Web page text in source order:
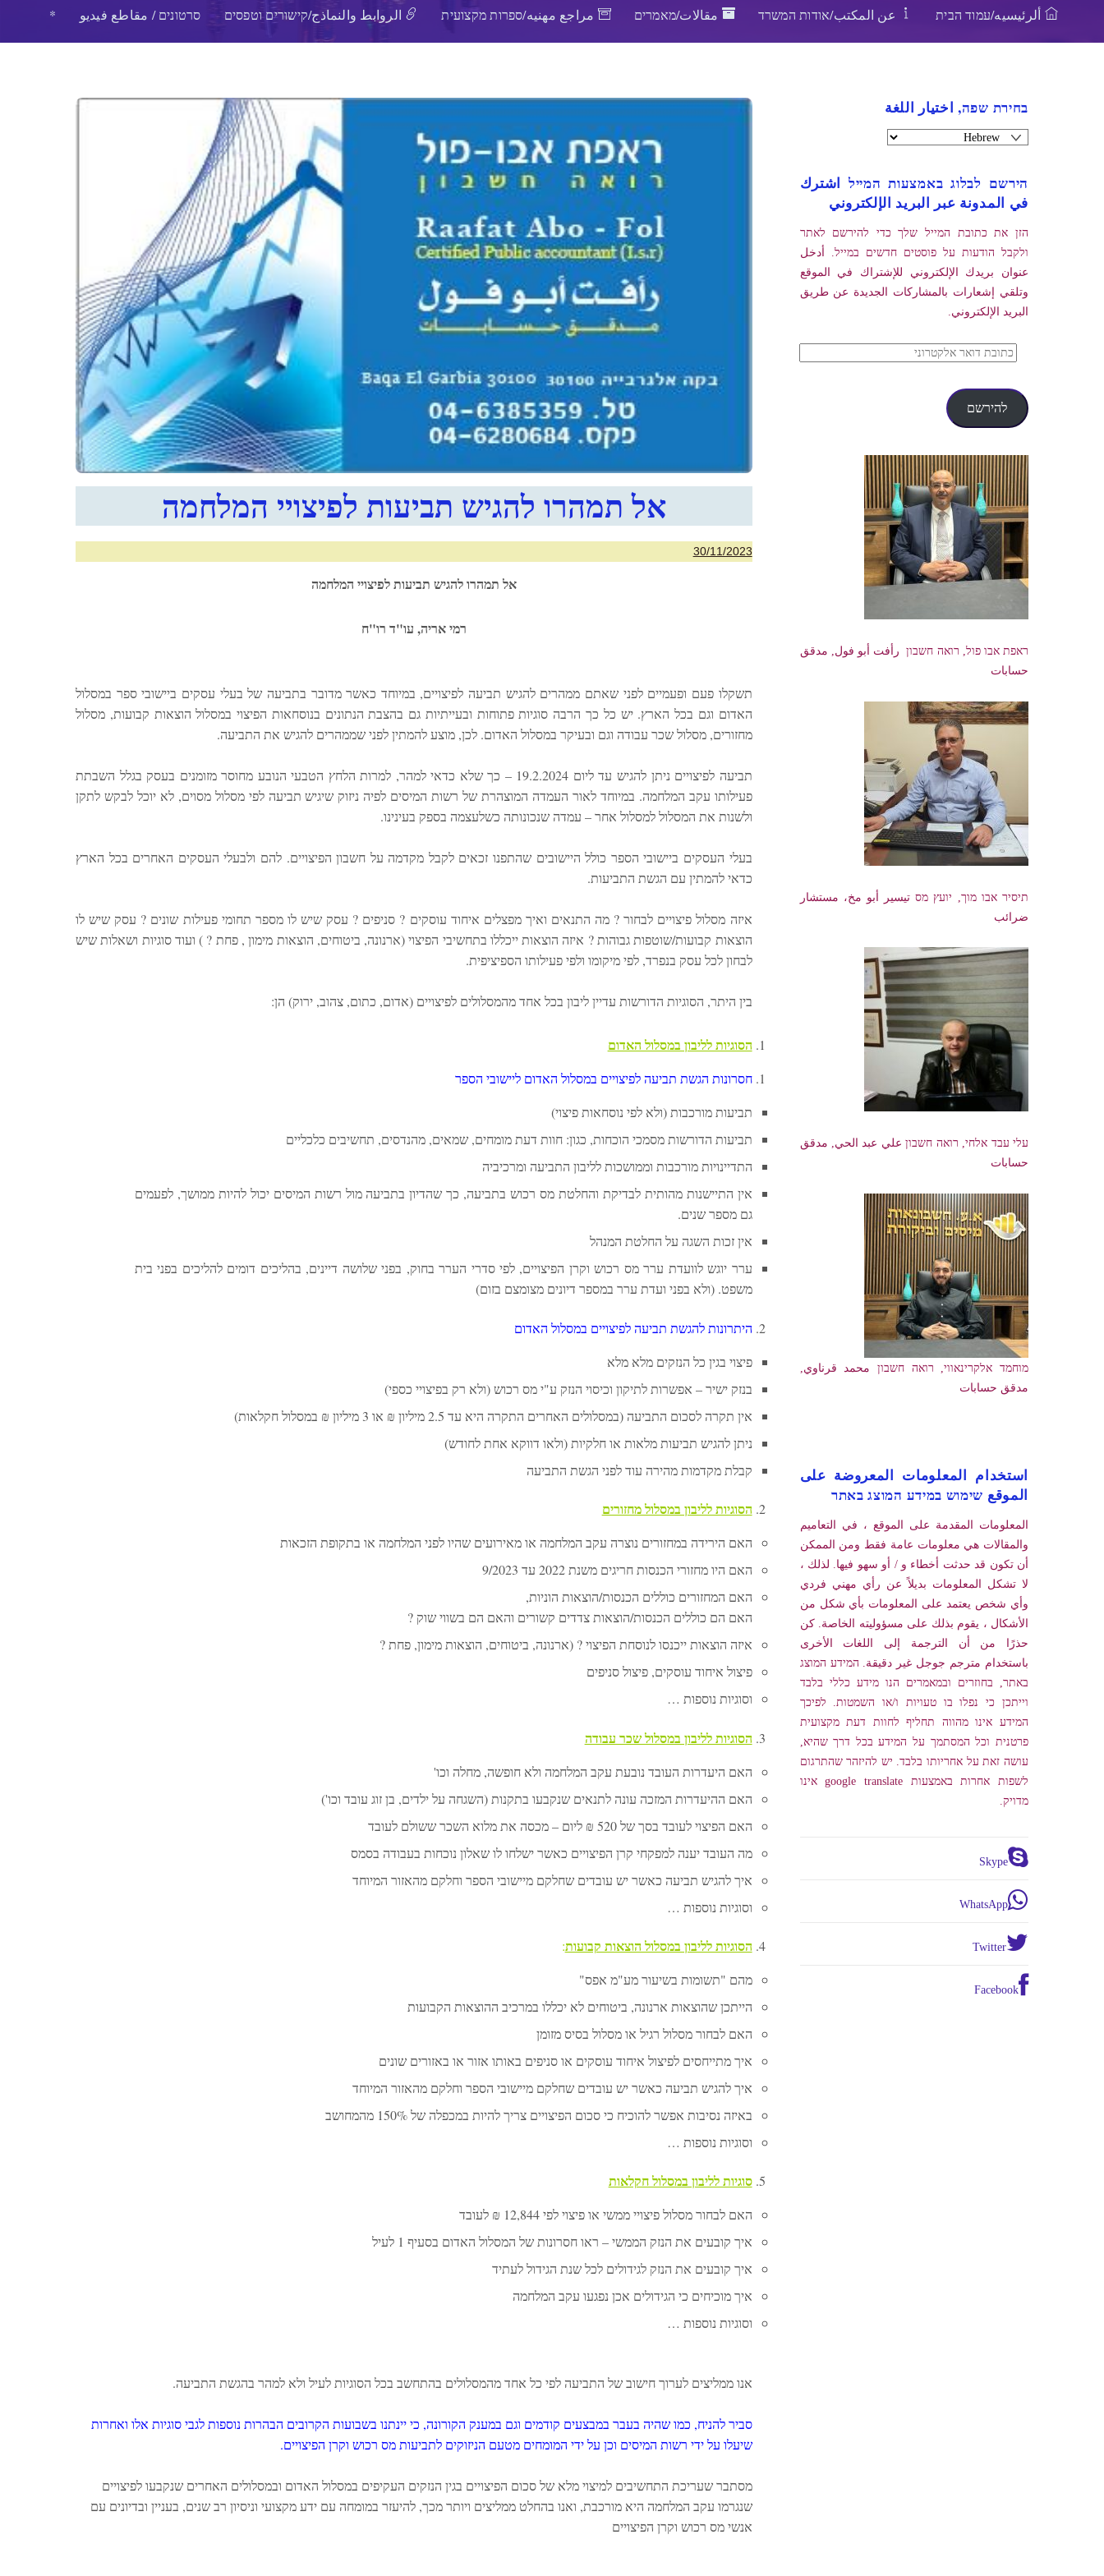
ألرئيسيه/עמוד הבית عن المكتب/אודות המשרד مقالات/מאמרים مراجع مهنيه/ספרות מקצועית الروابط والنماذج/קישורים וטפסים סרטונים / مقاطع فيديو *
אל תמהרו להגיש תביעות לפיצויי המלחמה
30/11/2023
אל תמהרו להגיש תביעות לפיצויי המלחמה
רמי אריה, עו"ד רו"ח
תשקלו פעם ופעמיים לפני שאתם ממהרים להגיש תביעה לפיצויים, במיוחד כאשר מדובר בתביעה של בעלי עסקים ביישובי ספר במסלול
האדום וגם בכל הארץ. יש כל כך הרבה סוגיות פתוחות ובעייתיות גם בהצבת הנתונים בנוסחאות הפיצוי במסלול הוצאות קבועות, מסלול
מחזורים, מסלול שכר עבודה וגם ובעיקר במסלול האדום. לכן, מוצע להמתין לפני שממהרים להגיש את התביעה.
תביעה לפיצויים ניתן להגיש עד ליום 19.2.2024 – כך שלא כדאי למהר, למרות הלחץ הטבעי הנובע מחוסר מזומנים בעסק בגלל השבתת
פעילותו עקב המלחמה. במיוחד לאור העמדה המוצהרת של רשות המיסים לפיה ניזוק שיגיש תביעה לפי מסלול מסוים, לא יוכל לבקש לתקן
ולשנות את המסלול למסלול אחר – עמדה שנכונותה כשלעצמה בספק בעינינו.
בעלי העסקים ביישובי הספר כולל היישובים שהתפנו זכאים לקבל מקדמה על חשבון הפיצויים. להם ולבעלי העסקים האחרים בכל הארץ
כדאי להמתין עם הגשת התביעות.
איזה מסלול פיצויים לבחור ? מה התנאים ואיך מפצלים איחוד עוסקים ? סניפים ? עסק שיש לו מספר תחומי פעילות שונים ? עסק שיש לו
הוצאות קבועות/שוטפות גבוהות ? איזה הוצאות ייכללו בתחשיבי הפיצוי (ארנונה, ביטוחים, הוצאות מימון , פחת ? ) ועוד סוגיות ושאלות שיש
לבחון לכל עסק בנפרד, לפי מיקומו ולפי פעילותו הספיציפית.
בין היתר, הסוגיות הדורשות עדיין ליבון בכל אחד מהמסלולים לפיצויים (אדום, כתום, צהוב, ירוק) הן:
הסוגיות לליבון במסלול האדום
חסרונות הגשת תביעה לפיצויים במסלול האדום ליישובי הספר
תביעות מורכבות (ולא לפי נוסחאות פיצוי)
תביעות הדורשות מסמכי הוכחות, כגון: חוות דעת מומחים, שמאים, מהנדסים, תחשיבים כלכליים
התדיינויות מורכבות וממושכות לליבון התביעה ומרכיביה
אין התיישנות מהותית לבדיקת והחלטת מס רכוש בתביעה, כך שהדיון בתביעה מול רשות המיסים יכול להיות ממושך, לפעמים
גם מספר שנים.
אין זכות השגה על החלטת המנהל
ערר יוגש לוועדת ערר מס רכוש וקרן הפיצויים, לפי סדרי הערר בחוק, בפני שלושה דיינים, בהליכים דומים להליכים בפני בית
משפט. (ולא בפני ועדת ערר במספר דיונים מצומצם בזום)
היתרונות להגשת תביעה לפיצויים במסלול האדום
פיצוי בגין כל הנזקים מלא מלא
בנזק ישיר – אפשרות לתיקון וכיסוי הנזק ע"י מס רכוש (ולא רק בפיצויי כספי)
אין תקרה לסכום התביעה (במסלולים האחרים התקרה היא עד 2.5 מיליון ₪ או 3 מיליון ₪ במסלול חקלאות)
ניתן להגיש תביעות מלאות או חלקיות (ולאו דווקא אחת לחודש)
קבלת מקדמות מהירה עוד לפני הגשת התביעה
הסוגיות לליבון במסלול מחזורים
האם הירידה במחזורים נוצרה עקב המלחמה או מאירועים שהיו לפני המלחמה או בתקופת הזכאות
האם היו מחזורי הכנסות חריגים משנת 2022 עד 9/2023
האם המחזורים כוללים הכנסות/הוצאות הוניות,
האם הם כוללים הכנסות/הוצאות צדדים קשורים והאם הם בשווי שוק ?
איזה הוצאות ייכנסו לנוסחת הפיצוי ? (ארנונה, ביטוחים, הוצאות מימון, פחת ?
פיצול איחוד עוסקים, פיצול סניפים
וסוגיות נוספות …
הסוגיות לליבון במסלול שכר עבודה
האם היעדרות העובד נובעת עקב המלחמה ולא חופשה, מחלה וכו'
האם ההיעדרות המזכה עונה לתנאים שנקבעו בתקנות (השגחה על ילדים, בן זוג עובד וכו')
האם הפיצוי לעובד בסך של 520 ₪ ליום – מכסה את מלוא השכר ששולם לעובד
מה העובד יענה למפקחי קרן הפיצויים כאשר ישלחו לו שאלון נוכחות בעבודה בסמס
איך להגיש תביעה כאשר יש עובדים שחלקם מיישובי הספר וחלקם מהאזור המיוחד
וסוגיות נוספות …
הסוגיות לליבון במסלול הוצאות קבועות:
מהם "תשומות בשיעור מע"מ אפס"
הייתכן שהוצאות ארנונה, ביטוחים לא יכללו במרכיב ההוצאות הקבועות
האם לבחור מסלול רגיל או מסלול בסיס מזומן
איך מתייחסים לפיצול איחוד עוסקים או סניפים באותו אזור או באזורים שונים
איך להגיש תביעה כאשר יש עובדים שחלקם מיישובי הספר וחלקם מהאזור המיוחד
באיזה נסיבות אפשר להוכיח כי סכום הפיצויים צריך להיות במכפלה של 150% מהמחושב
וסוגיות נוספות …
סוגיות לליבון במסלול חקלאות
האם לבחור מסלול פיצויי ממשי או פיצוי לפי 12,844 ₪ לעובד
איך קובעים את הנזק הממשי – ראו חסרונות של המסלול האדום בסעיף 1 לעיל
איך קובעים את הנזק לגידולים לכל שנת הגידול לעתיד
איך מוכיחים כי הגידולים אכן נפגעו עקב המלחמה
וסוגיות נוספות …
אנו ממליצים לערוך חישוב של התביעה לפי כל אחד מהמסלולים בהתחשב בכל הסוגיות לעיל ולא למהר בהגשת התביעה.
סביר להניח, כמו שהיה בעבר במבצעים קודמים וגם במענק הקורונה, כי יינתנו בשבועות הקרובים הבהרות נוספות לגבי סוגיות אלו ואחרות
שיעלו על ידי רשות המיסים וכן על ידי המומחים מטעם הניזוקים לתביעות מס רכוש וקרן הפיצויים.
מסתבר שעריכת התחשיבים למיצוי מלא של סכום הפיצויים בגין הנזקים העקיפים במסלול האדום ובמסלולים האחרים שנקבעו לפיצויים
שנגרמו עקב המלחמה היא מורכבת, ואנו בהחלט ממליצים ויותר מכך, להיעזר במומחה עם ידע מקצועי וניסיון רב שנים, בעניין ובדיונים עם
אנשי מס רכוש וקרן הפיצויים
בחירת שפה, اختيار اللغة
הירשם לבלוג באמצעות המייל اشترك
في المدونة عبر البريد الإلكتروني
הזן את כתובת המייל שלך כדי להירשם לאתר
ולקבל הודעות על פוסטים חדשים במייל. أدخل
عنوان بريدك الإلكتروني للإشتراك في الموقع
وتلقي إشعارات بالمشاركات الجديدة عن طريق
البريد الإلكتروني.
כתובת
אלקטרוני
להירשם
ראפת אבו פול, רואה חשבון رأفت أبو فول, مدقق
حسابات
תיסיר אבו מוך, יועץ מס تيسير أبو مخ، مستشار
ضرائب
עלי עבד אלחי, רואה חשבון علي عبد الحي, مدقق
حسابات
מוחמד אלקרינאווי, רואה חשבון محمد قرناوي,
مدقق حسابات
استخدام المعلومات المعروضة على
الموقع שימוש במידע המוצג באתר
المعلومات المقدمة على الموقع ، في التعاميم
والمقالات هي معلومات عامة فقط ومن الممكن
أن تكون قد حدثت أخطاء و / أو سهو فيها. لذلك ،
لا تشكل المعلومات بديلاً عن رأي مهني فردي
وأي شخص يعتمد على المعلومات بأي شكل من
الأشكال ، يقوم بذلك على مسؤوليته الخاصة. كن
حذرًا من أن الترجمة إلى اللغات الأخرى
باستخدام مترجم جوجل غير دقيقة. המידע המוצג
באתר, בחוזרים ובמאמרים הנו מידע כללי בלבד
וייתכן כי נפלו בו טעויות ו/או השמטות. לפיכך
המידע אינו מהווה תחליף לחוות דעת מקצועית
פרטנית וכל המסתמך על המידע בכל דרך שהיא,
עושה זאת על אחריותו בלבד. יש להיזהר שהתרגום
לשפות אחרות באמצעות google translate אינו
מדויק.
Skype
WhatsApp
Twitter
Facebook